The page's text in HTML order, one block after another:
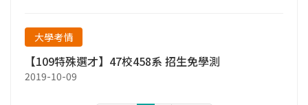
大學考情
【109特殊選才】47校458系 招生免學測
2019-10-09